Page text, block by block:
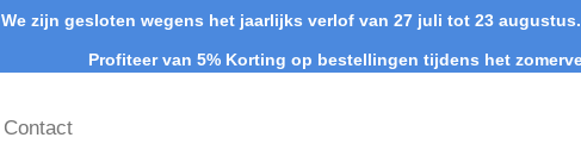
We zijn gesloten wegens het jaarlijks verlof van 27 juli tot 23
Profiteer van 5% Korting op bestellingen tijdens het
Contact